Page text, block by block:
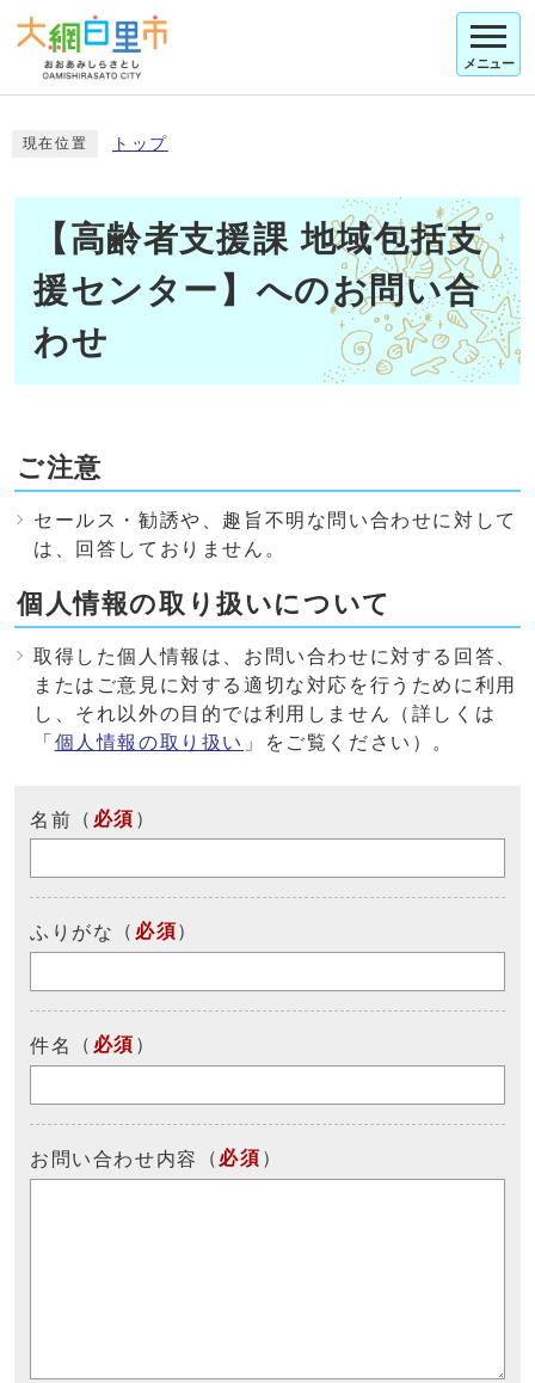
メニュー
現在位置 トップ
【高齢者支援課 地域包括支
援センター】へのお問い合
わせ
ご注意
セールス・勧誘や、趣旨不明な問い合わせに対して
は、回答しておりません。
個人情報の取り扱いについて
取得した個人情報は、お問い合わせに対する回答、
またはご意見に対する適切な対応を行うために利用
し、それ以外の目的では利用しません（詳しくは
「 個人情報の取り扱い 」をご覧ください）。
名前 （ 必須 ）
ふりがな （ 必須）
件名 （ 必須 ）
お問い合わせ内容 （ 必須 ）